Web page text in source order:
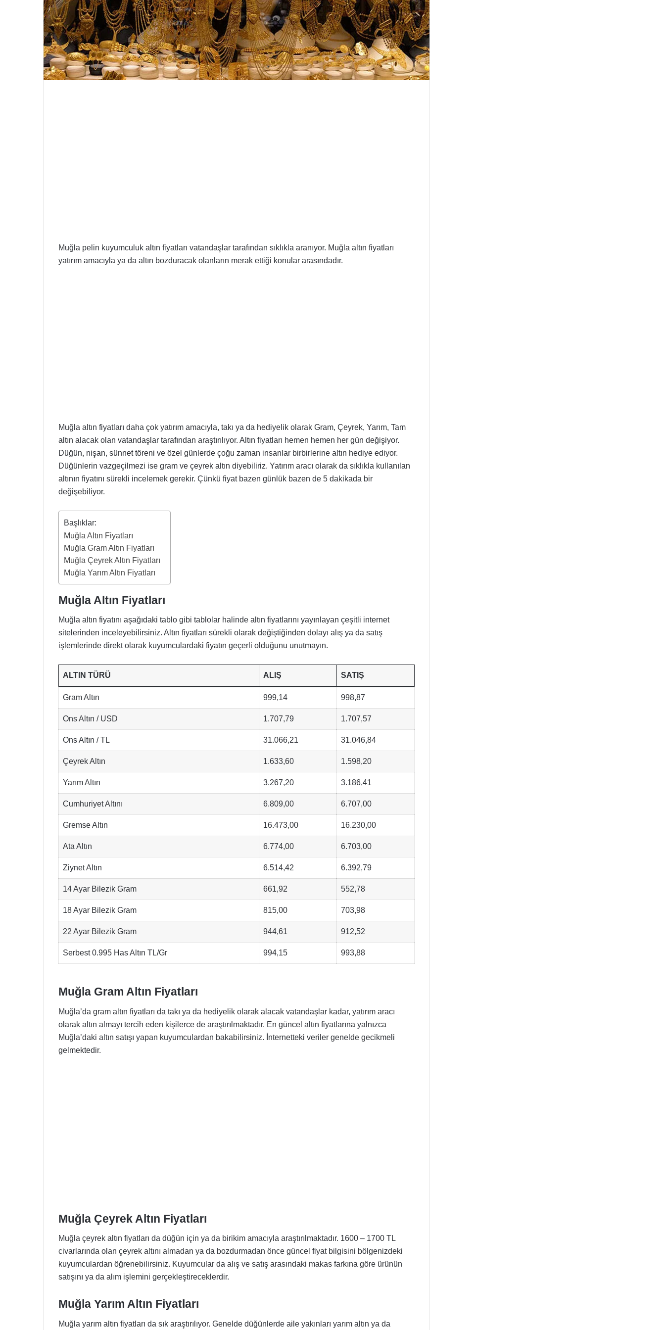
Muğla pelin kuyumculuk altın fiyatları vatandaşlar tarafından sıklıkla aranıyor. Muğla altın fiyatları
yatırım amacıyla ya da altın bozduracak olanların merak ettiği konular arasındadır.
Muğla altın fiyatları daha çok yatırım amacıyla, takı ya da hediyelik olarak Gram, Çeyrek, Yarım, Tam
altın alacak olan vatandaşlar tarafından araştırılıyor. Altın fiyatları hemen hemen her gün değişiyor.
Düğün, nişan, sünnet töreni ve özel günlerde çoğu zaman insanlar birbirlerine altın hediye ediyor.
Düğünlerin vazgeçilmezi ise gram ve çeyrek altın diyebiliriz. Yatırım aracı olarak da sıklıkla kullanılan
altının fiyatını sürekli incelemek gerekir. Çünkü fiyat bazen günlük bazen de 5 dakikada bir
değişebiliyor.
Başlıklar:
Muğla Altın Fiyatları
Muğla Gram Altın Fiyatları
Muğla Çeyrek Altın Fiyatları
Muğla Yarım Altın Fiyatları
Muğla Altın Fiyatları
Muğla altın fiyatını aşağıdaki tablo gibi tablolar halinde altın fiyatlarını yayınlayan çeşitli internet
sitelerinden inceleyebilirsiniz. Altın fiyatları sürekli olarak değiştiğinden dolayı alış ya da satış
işlemlerinde direkt olarak kuyumculardaki fiyatın geçerli olduğunu unutmayın.
ALTIN TÜRÜ ALIŞ SATIŞ
Gram Altın 999,14 998,87
Ons Altın / USD 1.707,79 1.707,57
Ons Altın / TL 31.066,21 31.046,84
Çeyrek Altın 1.633,60 1.598,20
Yarım Altın 3.267,20 3.186,41
Cumhuriyet Altını 6.809,00 6.707,00
Gremse Altın 16.473,00 16.230,00
Ata Altın 6.774,00 6.703,00
Ziynet Altın 6.514,42 6.392,79
14 Ayar Bilezik Gram 661,92 552,78
18 Ayar Bilezik Gram 815,00 703,98
22 Ayar Bilezik Gram 944,61 912,52
Serbest 0.995 Has Altın TL/Gr 994,15 993,88
Muğla Gram Altın Fiyatları
Muğla’da gram altın fiyatları da takı ya da hediyelik olarak alacak vatandaşlar kadar, yatırım aracı
olarak altın almayı tercih eden kişilerce de araştırılmaktadır. En güncel altın fiyatlarına yalnızca
Muğla’daki altın satışı yapan kuyumculardan bakabilirsiniz. İnternetteki veriler genelde gecikmeli
gelmektedir.
Muğla Çeyrek Altın Fiyatları
Muğla çeyrek altın fiyatları da düğün için ya da birikim amacıyla araştırılmaktadır. 1600 – 1700 TL
civarlarında olan çeyrek altını almadan ya da bozdurmadan önce güncel fiyat bilgisini bölgenizdeki
kuyumculardan öğrenebilirsiniz. Kuyumcular da alış ve satış arasındaki makas farkına göre ürünün
satışını ya da alım işlemini gerçekleştireceklerdir.
Muğla Yarım Altın Fiyatları
Muğla yarım altın fiyatları da sık araştırılıyor. Genelde düğünlerde aile yakınları yarım altın ya da